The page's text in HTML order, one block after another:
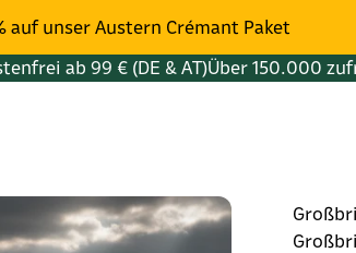
auf unser Austern Crémant Paket
ab 99 € (DE & AT)Über 150.000